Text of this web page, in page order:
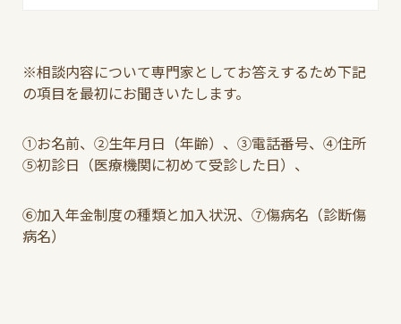
※相談内容について専門家としてお答えするため下記
の項目を最初にお聞きいたします。
①お名前、②生年月日（年齢）、③電話番号、④住所
⑤初診日（医療機関に初めて受診した日）、
⑥加入年金制度の種類と加入状況、⑦傷病名（診断傷
病名）